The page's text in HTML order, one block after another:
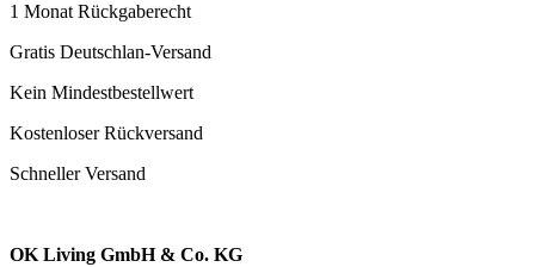
1 Monat Rückgaberecht
Gratis Deutschlan-Versand
Kein Mindestbestellwert
Kostenloser Rückversand
Schneller Versand
OK Living GmbH & Co. KG